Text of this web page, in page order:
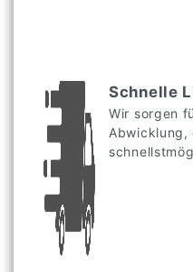
Schnelle
Wir sorgen
Abwicklung,